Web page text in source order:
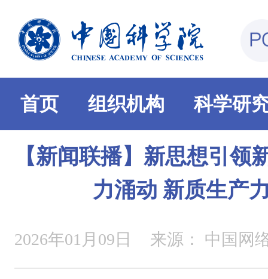
首页 组织机构 科学研
【新闻联播】新思想引领
力涌动 新质生产
2026年01月09日 来源： 中国网